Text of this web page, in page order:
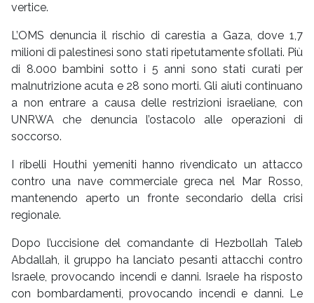
vertice.
L’OMS denuncia il rischio di carestia a Gaza, dove 1,7
milioni di palestinesi sono stati ripetutamente sfollati. Più
di 8.000 bambini sotto i 5 anni sono stati curati per
malnutrizione acuta e 28 sono morti. Gli aiuti continuano
a non entrare a causa delle restrizioni israeliane, con
UNRWA che denuncia l’ostacolo alle operazioni di
soccorso.
I ribelli Houthi yemeniti hanno rivendicato un attacco
contro una nave commerciale greca nel Mar Rosso,
mantenendo aperto un fronte secondario della crisi
regionale.
Dopo l’uccisione del comandante di Hezbollah Taleb
Abdallah, il gruppo ha lanciato pesanti attacchi contro
Israele, provocando incendi e danni. Israele ha risposto
con bombardamenti, provocando incendi e danni. Le